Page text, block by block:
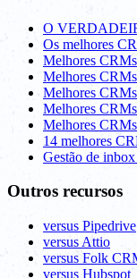
O
Os melhores
Melhores
Melhores
Melhores
Melhores
Melhores
14 melhores
Gestão de
Outros recursos
versus Pipedrive
versus Attio
versus Folk
versus Hubspot